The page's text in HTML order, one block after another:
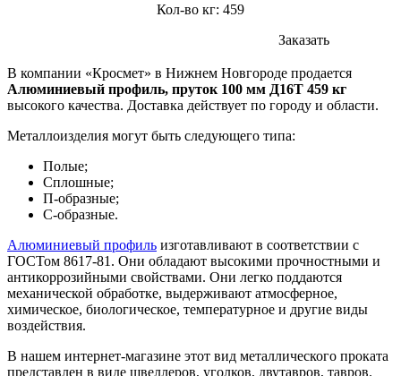
Кол-во кг: 459
Заказать
В компании «Кросмет» в Нижнем Новгороде продается
Алюминиевый профиль, пруток 100 мм Д16Т 459 кг
высокого качества. Доставка действует по городу и области.
Металлоизделия могут быть следующего типа:
Полые;
Сплошные;
П-образные;
С-образные.
Алюминиевый профиль изготавливают в соответствии с
ГОСТом 8617-81. Они обладают высокими прочностными и
антикоррозийными свойствами. Они легко поддаются
механической обработке, выдерживают атмосферное,
химическое, биологическое, температурное и другие виды
воздействия.
В нашем интернет-магазине этот вид металлического проката
представлен в виде швеллеров, уголков, двутавров, тавров.